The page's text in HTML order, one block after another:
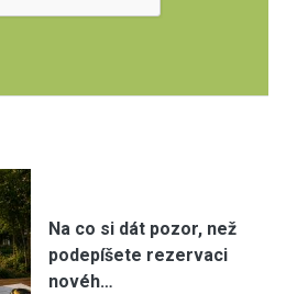
Na co si dát pozor, než
podepíšete rezervaci
novéh…